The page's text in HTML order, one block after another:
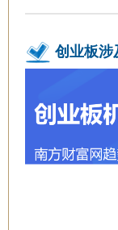
创业板涉